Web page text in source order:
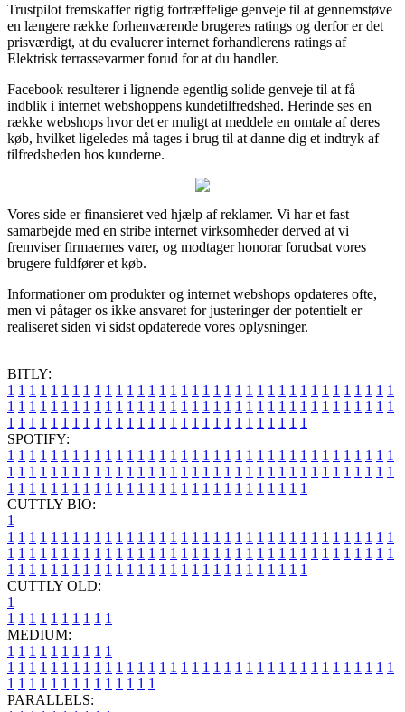
Trustpilot fremskaffer rigtig fortræffelige genveje til at gennemstøve
en længere række forhenværende brugeres ratings og derfor er det
prisværdigt, at du evaluerer internet forhandlerens ratings af
Elektrisk terrassevarmer forud for at du handler.
Facebook resulterer i lignende egentlig solide genveje til at få
indblik i internet webshoppens kundetilfredshed. Herinde ses en
række webshops hvor det er muligt at meddele en omtale af deres
køb, hvilket ligeledes må tages i brug til at danne dig et indtryk af
tilfredsheden hos kunderne.
Vores side er finansieret ved hjælp af reklamer. Vi har et fast
samarbejde med en stribe internet virksomheder derved at vi
fremviser firmaernes varer, og modtager honorar forudsat vores
brugere fuldfører et køb.
Informationer om produkter og internet webshops opdateres ofte,
men vi påtager os ikke ansvaret for justeringer der potentielt er
realiseret siden vi sidst opdaterede vores oplysninger.
BITLY:
1 1 1 1 1 1 1 1 1 1 1 1 1 1 1 1 1 1 1 1 1 1 1 1 1 1 1 1 1 1 1 1 1 1 1 1
1 1 1 1 1 1 1 1 1 1 1 1 1 1 1 1 1 1 1 1 1 1 1 1 1 1 1 1 1 1 1 1 1 1 1 1
1 1 1 1 1 1 1 1 1 1 1 1 1 1 1 1 1 1 1 1 1 1 1 1 1 1 1 1
SPOTIFY:
1 1 1 1 1 1 1 1 1 1 1 1 1 1 1 1 1 1 1 1 1 1 1 1 1 1 1 1 1 1 1 1 1 1 1 1
1 1 1 1 1 1 1 1 1 1 1 1 1 1 1 1 1 1 1 1 1 1 1 1 1 1 1 1 1 1 1 1 1 1 1 1
1 1 1 1 1 1 1 1 1 1 1 1 1 1 1 1 1 1 1 1 1 1 1 1 1 1 1 1
CUTTLY BIO:
1
1 1 1 1 1 1 1 1 1 1 1 1 1 1 1 1 1 1 1 1 1 1 1 1 1 1 1 1 1 1 1 1 1 1 1 1
1 1 1 1 1 1 1 1 1 1 1 1 1 1 1 1 1 1 1 1 1 1 1 1 1 1 1 1 1 1 1 1 1 1 1 1
1 1 1 1 1 1 1 1 1 1 1 1 1 1 1 1 1 1 1 1 1 1 1 1 1 1 1 1
CUTTLY OLD:
1
1 1 1 1 1 1 1 1 1 1
MEDIUM:
1 1 1 1 1 1 1 1 1 1
1 1 1 1 1 1 1 1 1 1 1 1 1 1 1 1 1 1 1 1 1 1 1 1 1 1 1 1 1 1 1 1 1 1 1 1
1 1 1 1 1 1 1 1 1 1 1 1 1 1
PARALLELS: